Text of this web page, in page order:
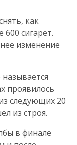
как
сигарет.
изменение
проявилось
следующих 20
из строя.
в финале